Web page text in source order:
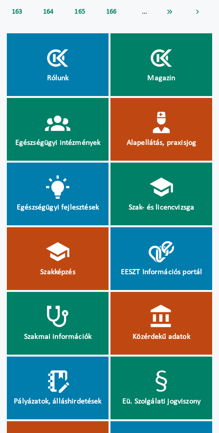
163 164 165 166 …
Rólunk Magazin
Egészségügyi intézmények Alapellátás, praxisjog
Egészségügyi fejlesztések Szak- és licencvizsga
Szakképzés EESZT Információs portál
Szakmai információk Közérdekű adatok
Pályázatok, álláshirdetések Eü. Szolgálati jogviszony